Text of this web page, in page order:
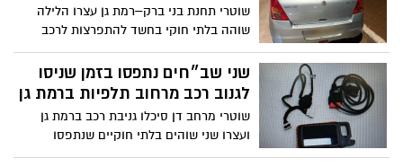
שוטרי תחנת בני ברק–רמת גן עצרו הלילה
שוהה בלתי חוקי בחשד להתפרצות לרכב
ברמת גן
שני שב״חים נתפסו בזמן שניסו
לגנוב רכב מרחוב תלפיות ברמת גן
שוטרי מרחב דן סיכלו גניבת רכב ברמת גן
ועצרו שני שוהים בלתי חוקיים שנתפסו
ברשותם כלי פריצה; החקירה הסתיימה והוגש